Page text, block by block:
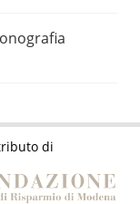
di